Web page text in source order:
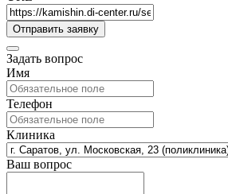
Задать вопрос
Имя
Телефон
Клиника
Ваш вопрос